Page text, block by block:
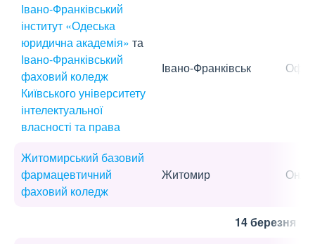
Івано-Франківський
інститут «Одеська
юридична академія» та
Івано-Франківський
фаховий коледж
Київського університету
інтелектуальної
власності та права
Івано-Франківськ
Житомирський базовий
фармацевтичний
фаховий коледж
Житомир
14 березня